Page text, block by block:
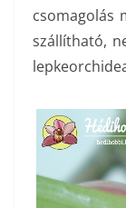
csomagolás
szállítható,